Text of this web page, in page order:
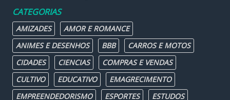
CATEGORIAS
AMIZADES
AMOR E ROMANCE
ANIMES E DESENHOS
BBB
CARROS E MOTOS
CIDADES
CIENCIAS
COMPRAS E VENDAS
CULTIVO
EDUCATIVO
EMAGRECIMENTO
EMPREENDEDORISMO
ESPORTES
ESTUDOS